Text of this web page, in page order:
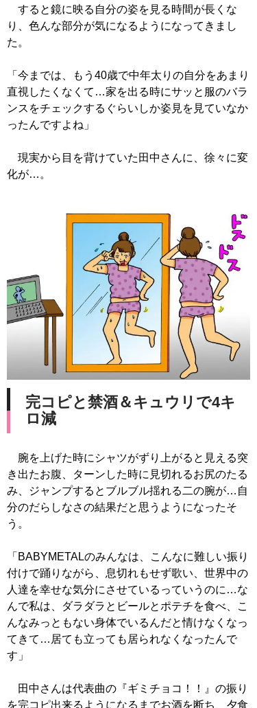
すると鏡に映る自分の姿を見る時間が長くな
り、色んな部分が気になるようになってきまし
た。
「今までは、もう40歳で中年太りの自分をあまり
直視したくなくて…家を出る時にサッと服のバラ
ンスをチェックするぐらいしか姿見を見ていなか
ったんですよね」
現実から目を背けていた田中さんに、徐々に変
化が…。
完コピと禁酒＆キュウリで4キ
ロ減
腕を上げた時にシャツがずり上がると見える突
き出たお腹、ターンした時に見切れるお尻のたる
み、ジャンプするとブルブル揺れる二の腕が…自
分のだらしなさの結果だと思うようになったそ
う。
「BABYMETALのみんなは、こんなに難しい振り
付けで踊りながら、息切れもせず歌い、世界中の
人達を幸せな気分にさせているっていうのに…な
んで私は、ダラダラとビールとポテチを食べ、こ
んなみっともない身体でいるんだと情けなくなっ
てきて…居ても立っても居られなくなったんで
す」
田中さんは代表曲の『ギミチョコ！！』の振り
を完コピ出来るようになるまでお酒を断ち、夕食